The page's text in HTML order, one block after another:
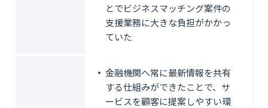
とでビジネスマッチング案件の
支援業務に大きな負担がかかっ
ていた
金融機関へ常に最新情報を共有
する仕組みができたことで、サ
ービスを顧客に提案しやすい環